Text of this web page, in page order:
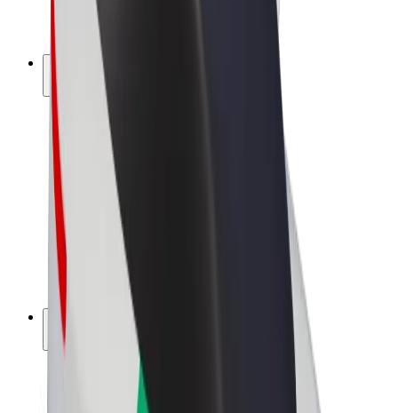
Biciclete electrice
Bolt Plus
Câștigă cu Bolt
Șoferi
Câștiguri șofer partener
Curieri
Câștiguri curier
Comercianți Bolt Food
Companie
Despre Bolt